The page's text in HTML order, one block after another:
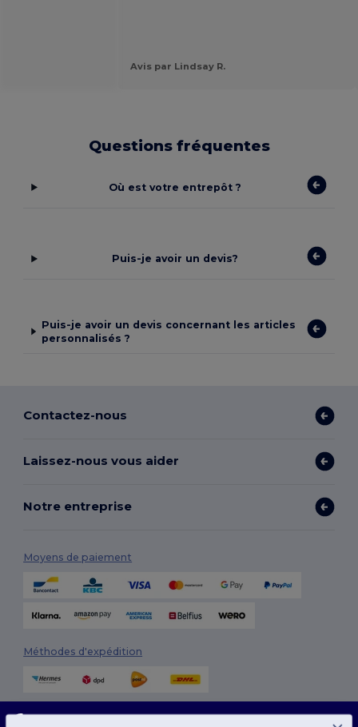
Avis par Lindsay R.
Questions fréquentes
Où est votre entrepôt ?
Puis-je avoir un devis?
Puis-je avoir un devis concernant les articles
personnalisés ?
Contactez-nous
Laissez-nous vous aider
Notre entreprise
Moyens de paiement
Méthodes d'expédition